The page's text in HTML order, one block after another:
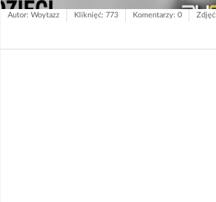
Autor: Woytazz Kliknięć: 773 Komentarzy: 0